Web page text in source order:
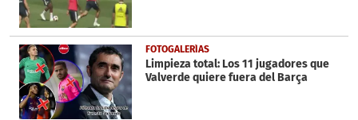
FOTOGALERÍAS
Limpieza total: Los 11 jugadores que
Valverde quiere fuera del Barça